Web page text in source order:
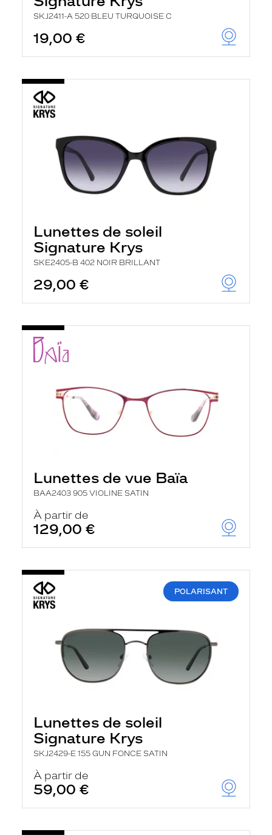
SKJ2411-A 520 BLEU TURQUOISE C
19,00 €
Lunettes de soleil
Signature Krys
SKE2405-B 402 NOIR BRILLANT
29,00 €
Lunettes de vue Baïa
BAA2403 905 VIOLINE SATIN
À partir de
129,00 €
POLARISANT
Lunettes de soleil
Signature Krys
SKJ2429-E 155 GUN FONCE SATIN
À partir de
59,00 €